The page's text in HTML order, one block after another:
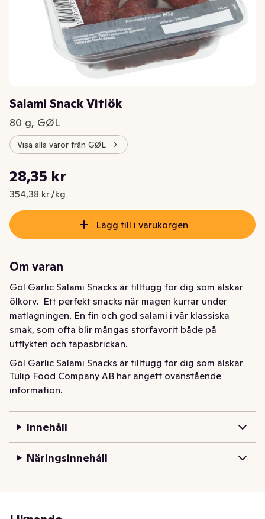
Salami Snack Vitlök
80 g, GØL
Visa alla varor från GØL
Nuvarande pris är: 28,35 kr
28,35 kr
354,38 kr /kg
Styckpris: 354,38 kr /kg
Lägg till i varukorgen
Om varan
Göl Garlic Salami Snacks är tilltugg för dig som älskar
ölkorv.  Ett perfekt snacks när magen kurrar under
matlagningen. En fin och god salami i vår klassiska
smak, som ofta blir mångas storfavorit både på
utflykten och tapasbrickan.
Göl Garlic Salami Snacks är tilltugg för dig som älskar
ölkorv.  Ett perfekt snacks när magen kurrar under
matlagningen. En fin och god salami i vår klassiska
Tulip Food Company AB har angett ovanstående
information.
Innehåll
Näringsinnehåll